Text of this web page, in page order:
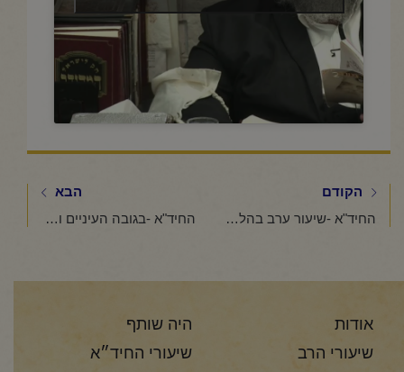
הקודם
החיד"א -שיעור ערב בהלכה ובאגדה אור לי"ז אדר תשפ"ה
הבא
החיד"א -בגובה העיניים ותניא יומי-י"ט אדר תשפ"ה
אודות
היה שותף
שיעורי הרב
שיעורי החיד״א